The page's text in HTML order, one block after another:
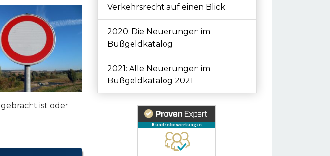
ist oder
Verkehrsrecht auf einen Blick
2020: Die Neuerungen im
Bußgeldkatalog
2021: Alle Neuerungen im
Bußgeldkatalog 2021